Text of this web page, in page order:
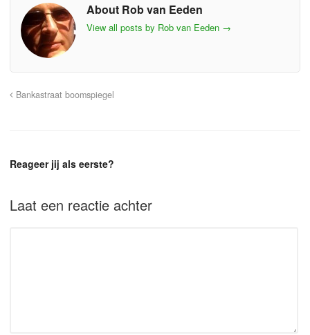
About Rob van Eeden
View all posts by Rob van Eeden →
Bankastraat boomspiegel
Reageer jij als eerste?
Laat een reactie achter